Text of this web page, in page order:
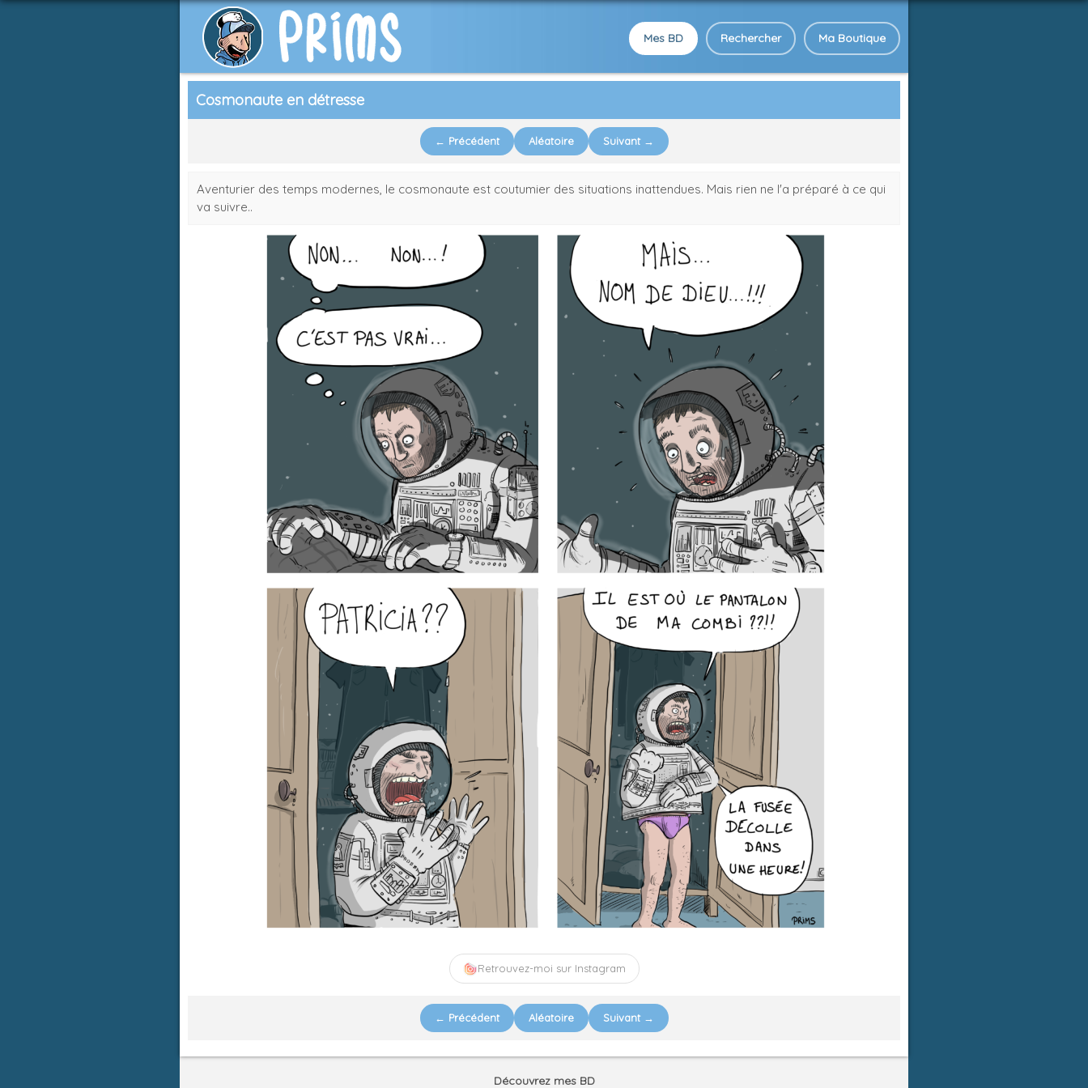
Mes BD Rechercher Ma Boutique
Cosmonaute en détresse
← Précédent Aléatoire Suivant →
Aventurier des temps modernes, le cosmonaute est coutumier des situations inattendues. Mais rien ne l'a préparé à ce qui
va suivre..
Retrouvez-moi sur Instagram
← Précédent Aléatoire Suivant →
Découvrez mes BD